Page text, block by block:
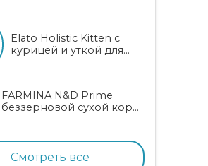
Elato Holistic Kitten с
курицей и уткой для
FARMINA N&D Prime
беззерновой сухой корм
курицей и гранатом
Смотреть все